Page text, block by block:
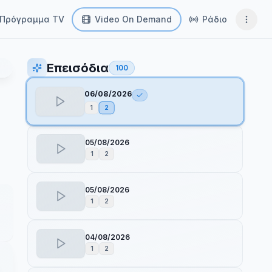
Πρόγραμμα TV Video On Demand Ράδιο
Επεισόδια 100
06/08/2026
1 2
05/08/2026
1 2
05/08/2026
1 2
04/08/2026
1 2